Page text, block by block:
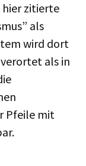
hier zitierte
als
wird dort
als in
Pfeile mit